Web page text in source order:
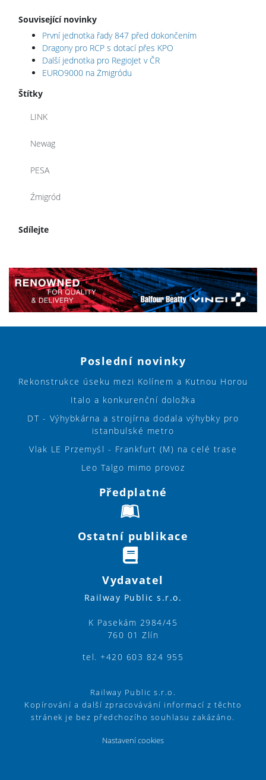
Související novinky
První jednotka řady 847 před dokončením
Dragony pro RCP s dotací přes KPO
Další jednotka pro RegioJet v ČR
EURO9000 na Żmigródu
Štítky
LINK
Newag
PESA
Źmigród
Sdílejte
Poslední novinky
Rekonstrukce úseku mezi Kolínem a Kutnou Horou
Italo a konkurenční doložka
DT - Výhybkárna a strojírna dodala výhybky pro
istanbulské metro
Vlak LE Przemyśl - Frankfurt (M) na celé trase
Leo Talgo mimo provoz
Předplatné
Ostatní publikace
Vydavatel
Railway Public s.r.o.
K Pasekám 2984/45
760 01 Zlín
tel. +420 603 824 955
Railway Public s.r.o.
Kopírování a další zpracovávání informací z těchto
stránek je bez předchozího souhlasu zakázáno.
Nastavení cookies